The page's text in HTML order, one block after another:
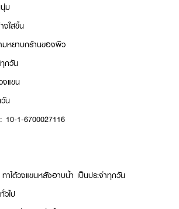
นุ่ม
งใสขึ้น
มหยาบกร้านของผิว
กวัน
งแขน
น
10-1-6700027116
ทาใต้วงแขนหลังอาบน้ำ เป็นประจำทุกวัน
วไป